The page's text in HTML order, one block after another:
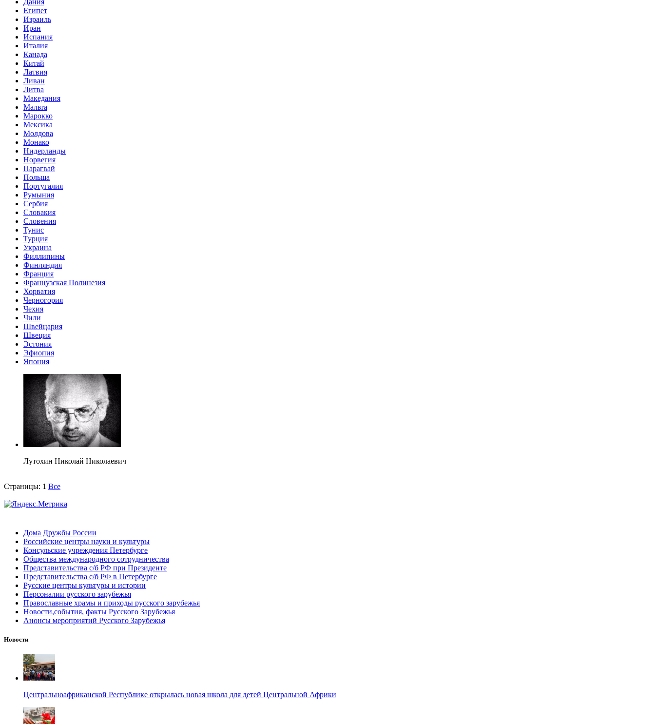
Дания
Египет
Израиль
Иран
Испания
Италия
Канада
Китай
Латвия
Ливан
Литва
Македания
Мальта
Марокко
Мексика
Молдова
Монако
Нидерланды
Норвегия
Парагвай
Польша
Португалия
Румыния
Сербия
Словакия
Словения
Тунис
Турция
Украина
Филлипины
Финляндия
Франция
Французская Полинезия
Хорватия
Черногория
Чехия
Чили
Швейцария
Швеция
Эстония
Эфиопия
Япония
Лутохин Николай Николаевич
Страницы: 1 Все
Дома Дружбы России
Российские центры науки и культуры
Консульские учреждения Петербурге
Общества международного сотрудничества
Представительства с/б РФ при Президенте
Представительства с/б РФ в Петербурге
Русские центры культуры и истории
Персоналии русского зарубежья
Православные храмы и приходы русского зарубежья
Новости,события, факты Русского Зарубежья
Анонсы мероприятий Русского Зарубежья
Новости
Центральноафриканской Республике открылась новая школа для детей Центральной Африки